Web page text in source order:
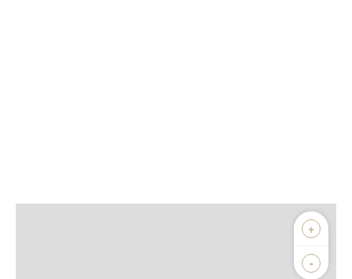
+
-
Biens vendus